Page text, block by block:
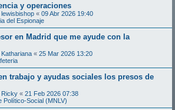
y operaciones
lewisbishop « 09 Abr 2026 19:40
del Espionaje
en Madrid que me ayude con la
Kathariana « 25 Mar 2026 13:20
trabajo y ayudas sociales los presos de
Ricky « 21 Feb 2026 07:38
Político-Social (MNLV)